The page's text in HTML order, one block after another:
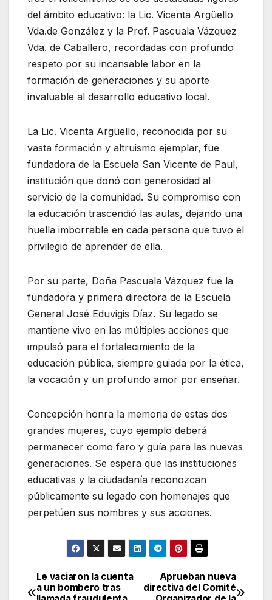
del ámbito educativo: la Lic. Vicenta Argüello
Vda.de González y la Prof. Pascuala Vázquez
Vda. de Caballero, recordadas con profundo
respeto por su incansable labor en la
formación de generaciones y su aporte
invaluable al desarrollo educativo local.
La Lic. Vicenta Argüello, reconocida por su
vasta formación y altruismo ejemplar, fue
fundadora de la Escuela San Vicente de Paul,
institución que donó con generosidad al
servicio de la comunidad. Su compromiso con
la educación trascendió las aulas, dejando una
huella imborrable en cada persona que tuvo el
privilegio de aprender de ella.
Por su parte, Doña Pascuala Vázquez fue la
fundadora y primera directora de la Escuela
General José Eduvigis Díaz. Su legado se
mantiene vivo en las múltiples acciones que
impulsó para el fortalecimiento de la
educación pública, siempre guiada por la ética,
la vocación y un profundo amor por enseñar.
Concepción honra la memoria de estas dos
grandes mujeres, cuyo ejemplo deberá
permanecer como faro y guía para las nuevas
generaciones. Se espera que las instituciones
educativas y la ciudadanía reconozcan
públicamente su legado con homenajes que
perpetúen sus nombres y sus acciones.
Navegación
Aprueban nueva
directiva del Comité
Le vaciaron la cuenta
a un bombero tras